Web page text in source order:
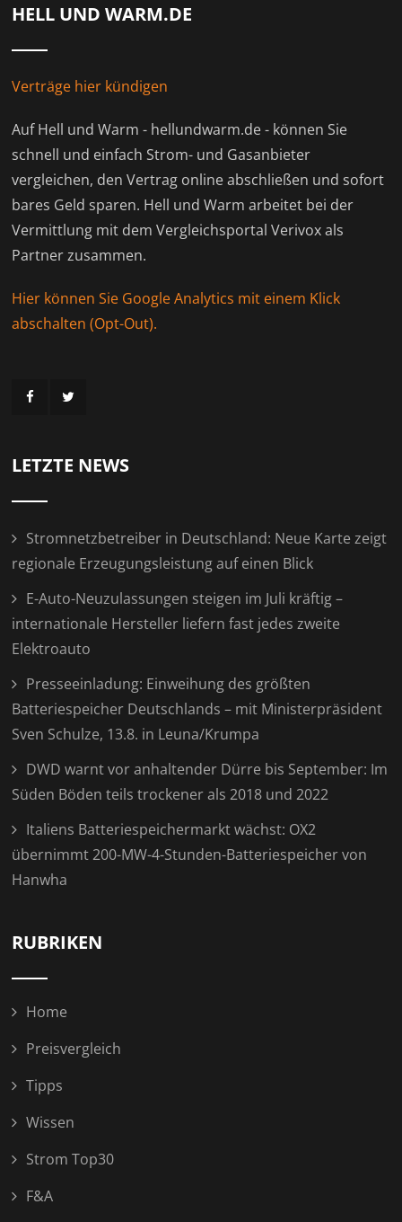
HELL UND WARM.DE
Verträge hier kündigen
Auf Hell und Warm - hellundwarm.de - können Sie
schnell und einfach Strom- und Gasanbieter
vergleichen, den Vertrag online abschließen und sofort
bares Geld sparen. Hell und Warm arbeitet bei der
Vermittlung mit dem Vergleichsportal Verivox als
Partner zusammen.
Hier können Sie Google Analytics mit einem Klick
abschalten (Opt-Out).
LETZTE NEWS
Stromnetzbetreiber in Deutschland: Neue Karte zeigt
regionale Erzeugungsleistung auf einen Blick
E-Auto-Neuzulassungen steigen im Juli kräftig –
internationale Hersteller liefern fast jedes zweite
Elektroauto
Presseeinladung: Einweihung des größten
Batteriespeicher Deutschlands – mit Ministerpräsident
Sven Schulze, 13.8. in Leuna/Krumpa
DWD warnt vor anhaltender Dürre bis September: Im
Süden Böden teils trockener als 2018 und 2022
Italiens Batteriespeichermarkt wächst: OX2
übernimmt 200-MW-4-Stunden-Batteriespeicher von
Hanwha
RUBRIKEN
Home
Preisvergleich
Tipps
Wissen
Strom Top30
F&A